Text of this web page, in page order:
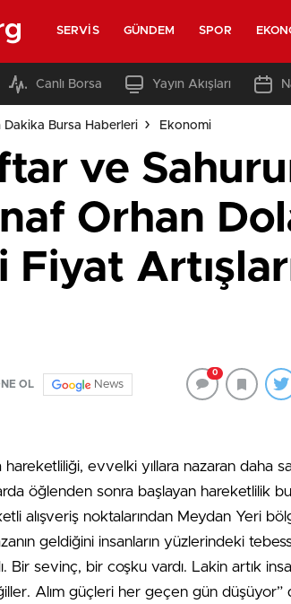
SERVIS GÜNDEM SPOR
Canlı Borsa Yayın Akışları
Dakika Bursa Haberleri Ekonomi
ve
Orhan
Fiyat
OL News
0
hareketliliği, evvelki yıllara nazaran daha
öğlenden sonra başlayan hareketlilik
alışveriş noktalarından Meydan Yeri
geldiğini insanların yüzlerindeki
Bir sevinç, bir coşku vardı. Lakin artık
Alım güçleri her geçen gün düşüyor”